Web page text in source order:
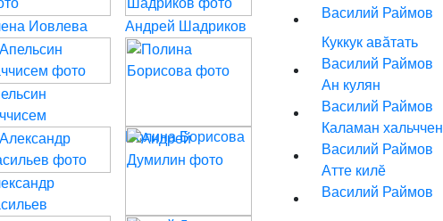
Иовлева Андрей Шадриков
Полина Борисова
Василий Раймов
Куккук авăтать
Василий Раймов
Ан кулян
Василий Раймов
Каламан хальччен
Василий Раймов
Атте килĕ
Василий Раймов